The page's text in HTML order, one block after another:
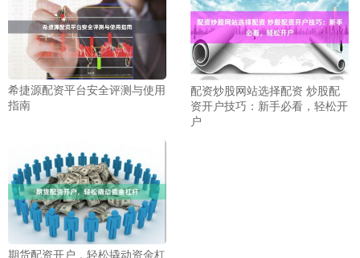
希捷源配资平台安全评测与使用
指南
配资炒股网站选择配资 炒股配
资开户技巧：新手必看，轻松开
户
期货配资开户，轻松撬动资金杠